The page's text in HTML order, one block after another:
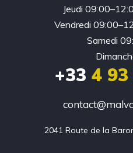
Jeudi
Vendredi
Samedi
+33 4
2041 Route de la